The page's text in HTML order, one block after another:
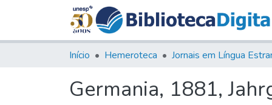
Início Hemeroteca
Germania, 1881,